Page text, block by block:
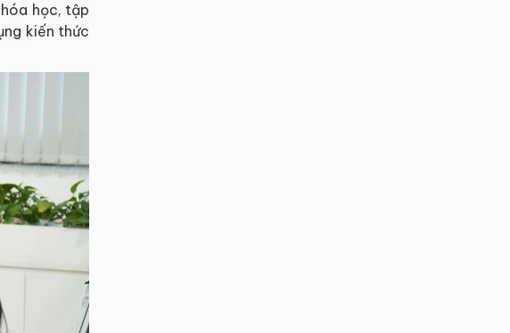
học, tập
kiến thức